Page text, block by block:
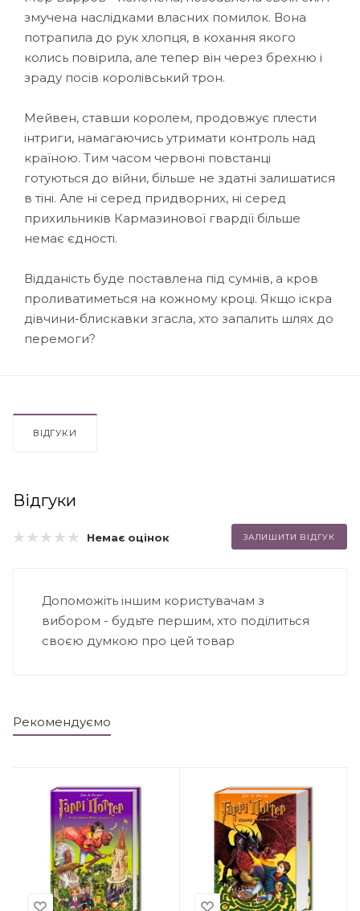
змучена наслідками власних помилок. Вона
потрапила до рук хлопця, в кохання якого
колись повірила, але тепер він через брехню і
зраду посів королівський трон.
Мейвен, ставши королем, продовжує плести
інтриги, намагаючись утримати контроль над
країною. Тим часом червоні повстанці
готуються до війни, більше не здатні залишатися
в тіні. Але ні серед придворних, ні серед
прихильників Кармазинової гвардії більше
немає єдності.
Відданість буде поставлена під сумнів, а кров
проливатиметься на кожному кроці. Якщо іскра
дівчини-блискавки згасла, хто запалить шлях до
перемоги?
ВІДГУКИ
Відгуки
Немає оцінок ЗАЛИШИТИ ВІДГУК
Допоможіть іншим користувачам з
вибором - будьте першим, хто поділиться
своєю думкою про цей товар
Рекомендуємо